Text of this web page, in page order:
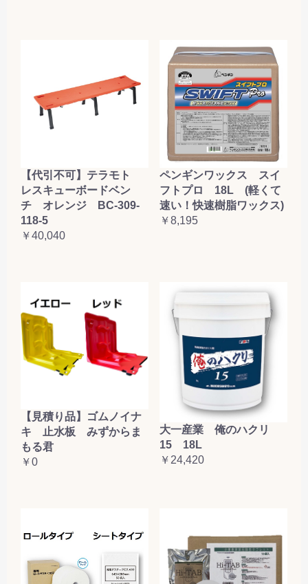
【代引不可】テラモト
レスキューボードベン
チ オレンジ BC-309-
118-5
￥40,040
ペンギンワックス スイ
フトプロ 18L (軽くて
速い！快速樹脂ワックス)
￥8,195
【見積り品】ゴムノイナ
キ 止水板 みずからま
もる君
￥0
大一産業 俺のハクリ
15 18L
￥24,420